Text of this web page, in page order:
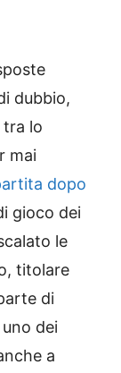
dubbio,
tra lo
mai
dopo
gioco dei
le
titolare
di
dei
a